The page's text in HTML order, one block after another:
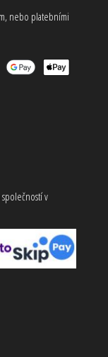
nebo platebními
společností v